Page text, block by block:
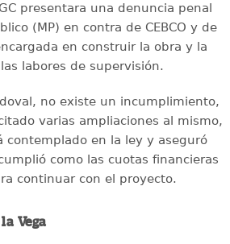
presentara una denuncia penal
(MP) en contra de CEBCO y de
en construir la obra y la
labores de supervisión.
no existe un incumplimiento,
varias ampliaciones al mismo,
contemplado en la ley y aseguró
como las cuotas financieras
continuar con el proyecto.
Vega